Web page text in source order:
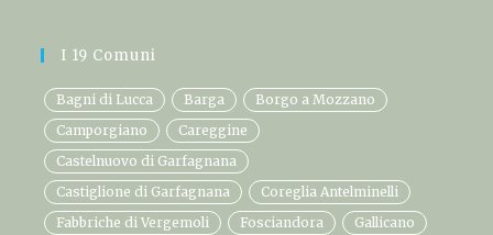
I 19 Comuni
Bagni di Lucca Barga
Borgo a Mozzano
Camporgiano
Careggine
Castelnuovo di Garfagnana
Castiglione di Garfagnana
Coreglia Antelminelli
Fabbriche di Vergemoli
Fosciandora
Gallicano